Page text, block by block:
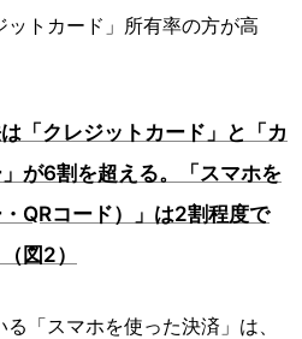
トカード」所有率の方が高
「クレジットカード」と「カ
が6割を超える。「スマホを
QRコード）」は2割程度で
図2）
「スマホを使った決済」は、